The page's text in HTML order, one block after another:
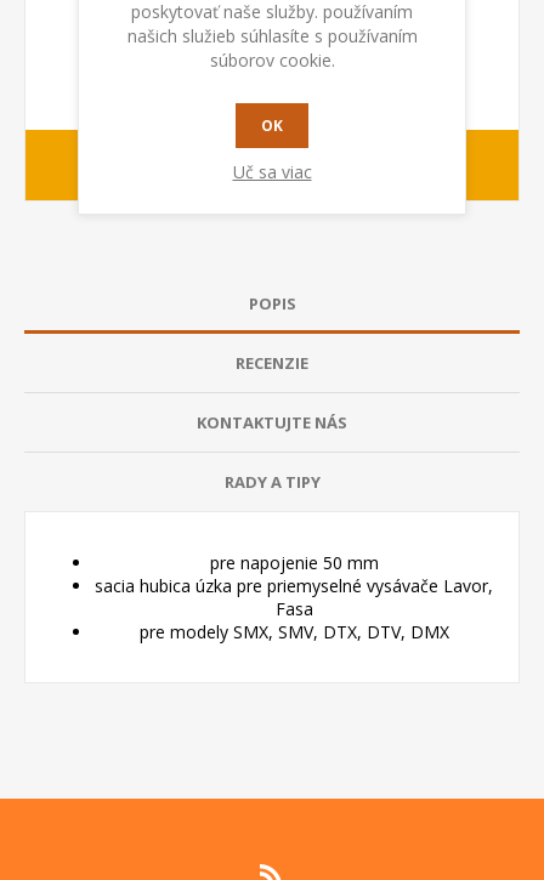
Dodacia lehota:1-2 dny
POPIS
RECENZIE
KONTAKTUJTE NÁS
RADY A TIPY
pre napojenie 50 mm
sacia hubica úzka pre priemyselné vysávače Lavor,
Fasa
pre modely SMX, SMV, DTX, DTV, DMX
poskytovať naše služby. používaním
našich služieb súhlasíte s používaním
súborov cookie.
OK
Uč sa viac